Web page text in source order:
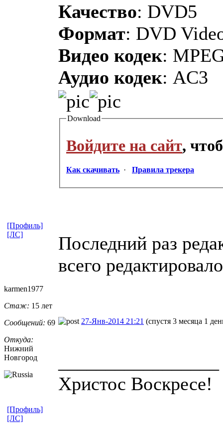
Качество: DVD5
Формат: DVD
Видео кодек:
Аудио кодек: AC3
Download
Войдите на сайт,
Как скачивать · Правила трекера
Последний раз
всего
[Профиль]
[ЛС]
karmen1977
Стаж: 15 лет
Сообщений: 69
Откуда:
Нижний
Новгород
27-Янв-2014 21:21 (спустя 3 месяца 1
Христос Воскресе!
[Профиль]
[ЛС]